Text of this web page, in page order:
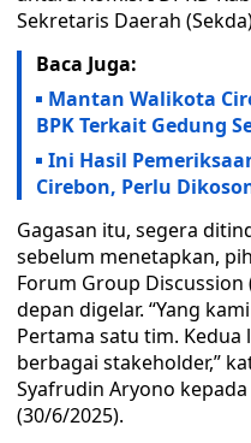
Sekretaris Daerah
Baca Juga:
Mantan Walikota
BPK Terkait Gedung
Ini Hasil
Cirebon, Perlu
Gagasan itu, segera
sebelum menetapkan,
Forum Group Discussion
depan digelar. “Yang
Pertama satu tim.
berbagai stakeholder,”
Syafrudin Aryono
(30/6/2025).